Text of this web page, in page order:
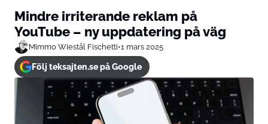
Mindre irriterande reklam på
YouTube – ny uppdatering på väg
Mimmo Wiestål Fischetti•1 mars 2025
Följ teksajten.se på Google